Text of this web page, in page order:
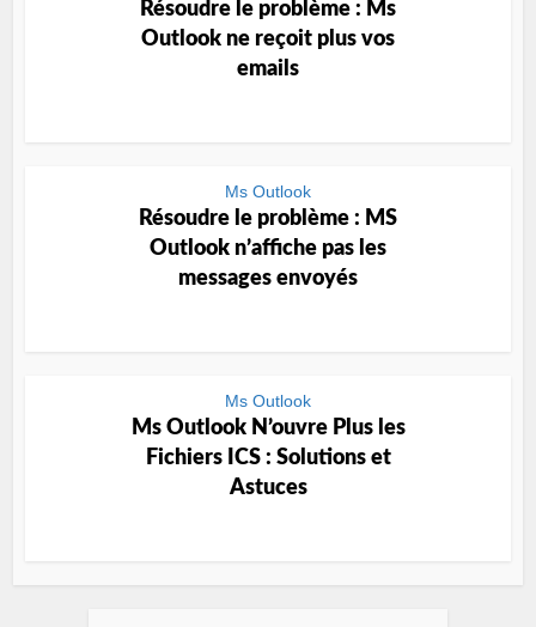
Résoudre le problème : Ms
Outlook ne reçoit plus vos
emails
Ms Outlook
Résoudre le problème : MS
Outlook n’affiche pas les
messages envoyés
Ms Outlook
Ms Outlook N’ouvre Plus les
Fichiers ICS : Solutions et
Astuces